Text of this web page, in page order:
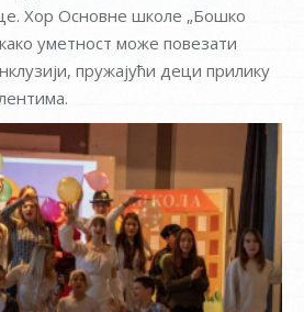
Хор Основне школе „Бошко
уметност може повезати
пружајући деци прилику